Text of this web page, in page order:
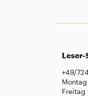
Leser-
+49/
Freitag